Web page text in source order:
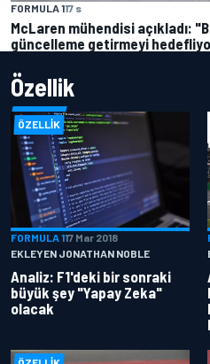
FORMULA 117 s
McLaren mühendisi açıkladı:
güncelleme getirmeyi
Özellik
ÖZELLIK
FORMULA 117 Mar 2018
EKLEYEN JONATHAN NOBLE
Analiz: F1'deki bir sonraki
büyük şey "Yapay Zeka"
olacak